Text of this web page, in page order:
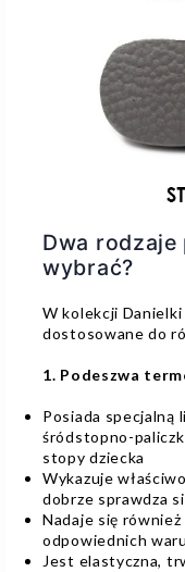
Dwa rodzaje
wybrać?
W kolekcji
dostosowane do
1. Podeszwa
Posiada specjalną
śródstopno-
stopy dziecka
Wykazuje
dobrze sprawdza
Nadaje się
odpowiednich
Jest elastyczna,